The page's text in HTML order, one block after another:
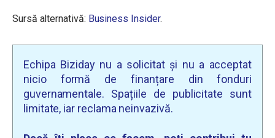
Sursă alternativă: Business Insider.
Echipa Biziday nu a solicitat și nu a acceptat
nicio formă de finanțare din fonduri
guvernamentale. Spațiile de publicitate sunt
limitate, iar reclama neinvazivă.